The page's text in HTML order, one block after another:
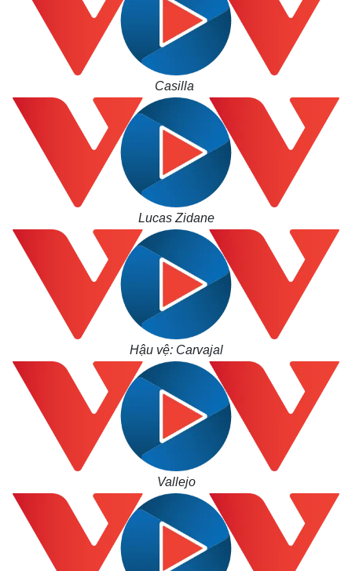
Thế giới
Quan sát
Multimedia
Video
Casilla
Lucas Zidane
Hậu vệ: Carvajal
Vallejo